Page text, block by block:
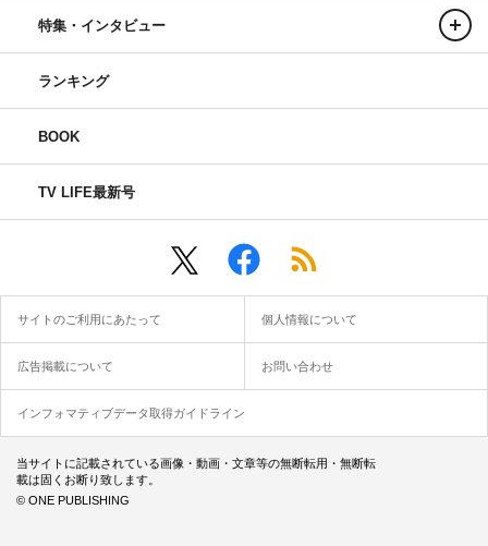
特集・インタビュー
ランキング
BOOK
TV LIFE最新号
サイトのご利用にあたって 個人情報について
広告掲載について お問い合わせ
インフォマティブデータ取得ガイドライン
当サイトに記載されている画像・動画・文章等の無断転用・無断転
載は固くお断り致します。
© ONE PUBLISHING